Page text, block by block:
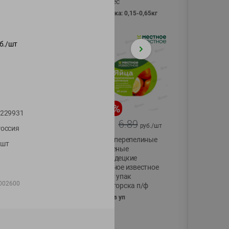
фасовка: 0,15-0,65кг
-17
11.59
%
6.89 руб./шт
Яйца перепелиные
копченые
Молодецкие
Местное известное
20 шт упак
Солигорска п/ф
20шт в уп
шт